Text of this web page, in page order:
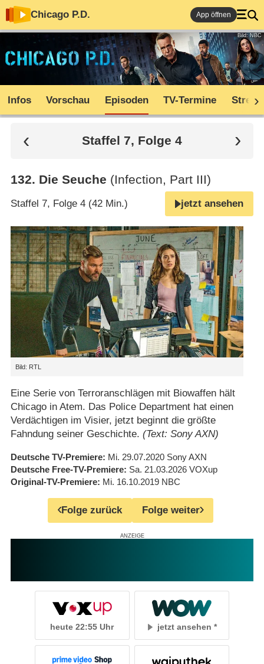
Chicago P.D. App öffnen
Bild: NBC
Infos Vorschau Episoden TV-Termine
Staffel 7, Folge 4
132. Die Seuche (Infection, Part III)
Staffel 7, Folge 4 (42 Min.) jetzt ansehen
Bild: RTL
Eine Serie von Terroranschlägen mit Biowaffen hält
Chicago in Atem. Das Police Department hat einen
Verdächtigen im Visier, jetzt beginnt die größte
Fahndung seiner Geschichte. (Text: Sony AXN)
Deutsche TV-Premiere Mi. 29.07.2020 Sony AXN
Deutsche Free-TV-Premiere Sa. 21.03.2026 VOXup
Original-TV-Premiere Mi. 16.10.2019 NBC
Folge zurück Folge weiter
heute 22:55 Uhr jetzt ansehen